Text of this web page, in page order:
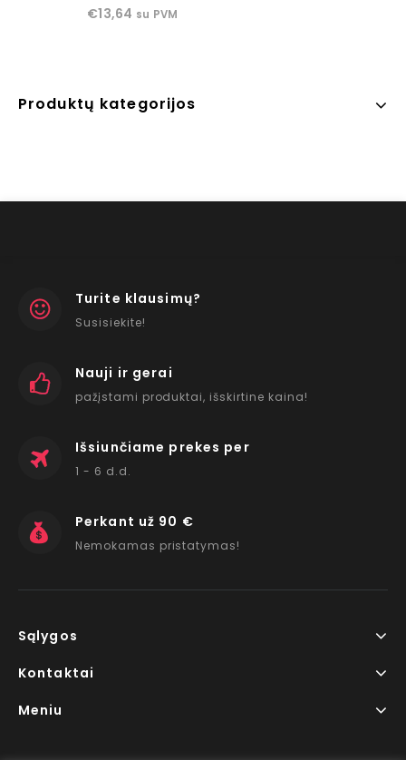
of
€13,64 su PVM
Produktų kategorijos
Turite klausimų?
Susisiekite!
Nauji ir gerai
pažįstami produktai, išskirtine kaina!
Išsiunčiame prekes per
1 - 6 d.d.
Perkant už 90 €
Nemokamas pristatymas!
Sąlygos
Kontaktai
Meniu